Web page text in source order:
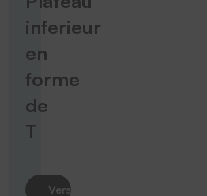
inferieur
en
forme
de
T
Vers le produit